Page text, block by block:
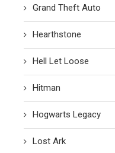
Grand Theft Auto
Hearthstone
Hell Let Loose
Hitman
Hogwarts Legacy
Lost Ark